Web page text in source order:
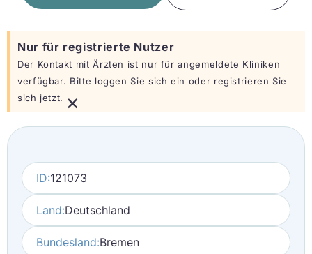
Nur für registrierte Nutzer
Der Kontakt mit Ärzten ist nur für angemeldete Kliniken
verfügbar. Bitte loggen Sie sich ein oder registrieren Sie
sich jetzt. ×
ID:121073
Land:Deutschland
Bundesland:Bremen